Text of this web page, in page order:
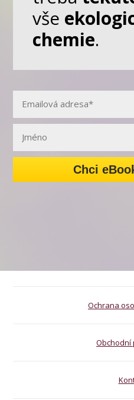
vše
chemie.
Chci
Ochrana
Obchodní